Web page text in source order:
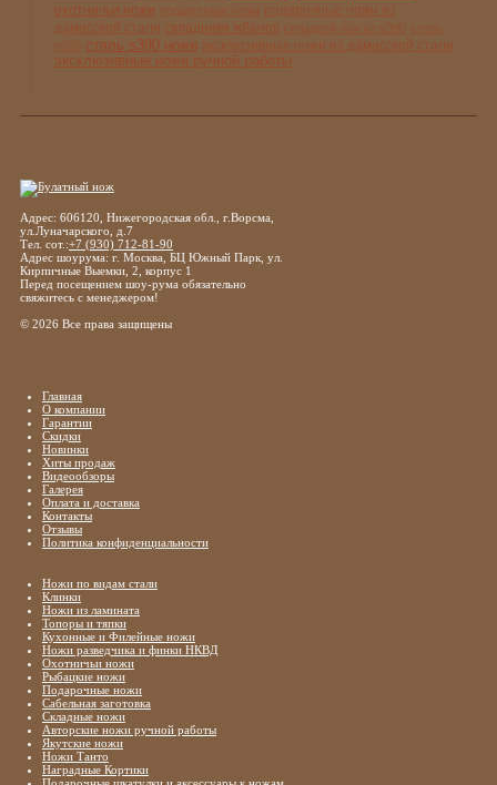
охотничьи ножи
складники жбанов
сталь s390 ножи
эксклюзивные ножи ручной работы
Адрес: 606120, Нижегородская обл., г.Ворсма,
ул.Луначарского, д.7
Тел. сот.:+7 (930) 712-81-90
Адрес шоурума: г. Москва, БЦ Южный Парк, ул.
Кирпичные Выемки, 2, корпус 1
Перед посещением шоу-рума обязательно
свяжитесь с менеджером!
© 2026 Все права защищены
Главная
О компании
Гарантии
Скидки
Новинки
Хиты продаж
Видеообзоры
Галерея
Оплата и доставка
Контакты
Отзывы
Политика конфиденциальности
Ножи по видам стали
Клинки
Ножи из ламината
Топоры и тяпки
Кухонные и Филейные ножи
Ножи разведчика и финки НКВД
Охотничьи ножи
Рыбацкие ножи
Подарочные ножи
Сабельная заготовка
Складные ножи
Авторские ножи ручной работы
Якутские ножи
Ножи Танто
Наградные Кортики
Подарочные шкатулки и аксессуары к ножам